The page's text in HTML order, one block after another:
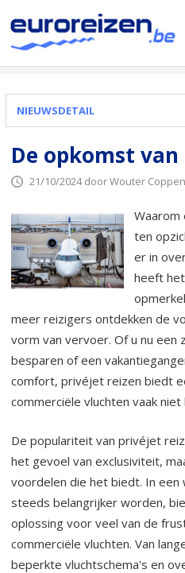
NIEUWSDETAIL
De opkomst
21/10/2024 door Wouter
Waarom
ten
er in
heeft
meer reizigers ontdekken de
vorm van vervoer. Of u nu een
besparen of een
comfort, privéjet reizen biedt
commerciële vluchten vaak niet
De populariteit van privéjet
het gevoel van exclusiviteit,
voordelen die het biedt. In
steeds belangrijker worden,
oplossing voor veel van de
commerciële vluchten. Van
beperkte vluchtschema's en